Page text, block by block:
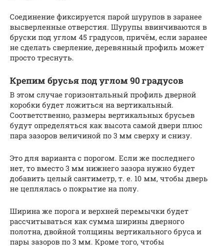
Соединение фиксируется парой шурупов в заранее
высверленные отверстия. Шурупы ввинчиваются в
бруски под углом 45 градусов, причём, если заранее
не сделать сверление, деревянный профиль может
просто треснуть.
Крепим брусья под углом 90 градусов
В этом случае горизонтальный профиль дверной
коробки будет ложиться на вертикальный.
Соответственно, размеры вертикальных брусьев
будут определяться как высота самой двери плюс
пара зазоров величиной по 3 мм сверху и снизу.
Это для варианта с порогом. Если же последнего
нет, то вместо 3 мм нижнего зазора нужно будет
добавить целый сантиметр, т. е. 10 мм, чтобы дверь
не цеплялась о покрытие на полу.
Ширина же порога и верхней перемычки будет
рассчитываться как сумма ширины дверного
полотна, двойной толщины вертикального бруса и
пары зазоров по 3 мм. Кроме того, чтобы